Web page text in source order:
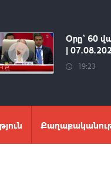
Օրը՝ 60
|
19:23